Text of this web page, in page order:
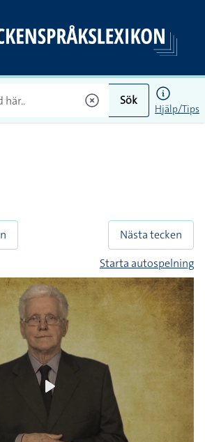
Sök
Hjälp/Tips
Nästa tecken
Starta autospelning